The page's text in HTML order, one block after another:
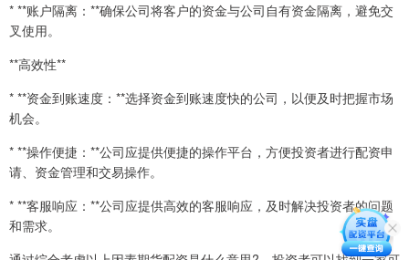
* **账户隔离：**确保公司将客户的资金与公司自有资金隔离，避免交
叉使用。
**高效性**
* **资金到账速度：**选择资金到账速度快的公司，以便及时把握市场
机会。
* **操作便捷：**公司应提供便捷的操作平台，方便投资者进行配资申
请、资金管理和交易操作。
* **客服响应：**公司应提供高效的客服响应，及时解决投资者的问题
和需求。